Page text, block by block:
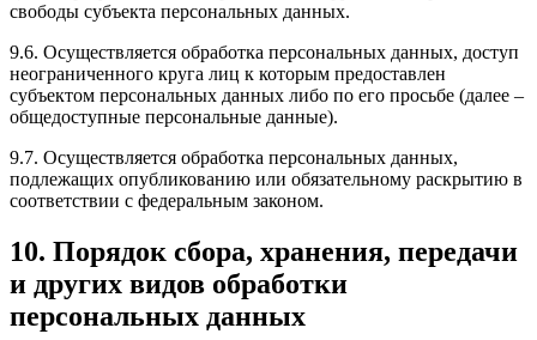
свободы субъекта персональных данных.
9.6. Осуществляется обработка персональных данных, доступ
неограниченного круга лиц к которым предоставлен
субъектом персональных данных либо по его просьбе (далее –
общедоступные персональные данные).
9.7. Осуществляется обработка персональных данных,
подлежащих опубликованию или обязательному раскрытию в
соответствии с федеральным законом.
10. Порядок сбора, хранения, передачи
и других видов обработки
персональных данных